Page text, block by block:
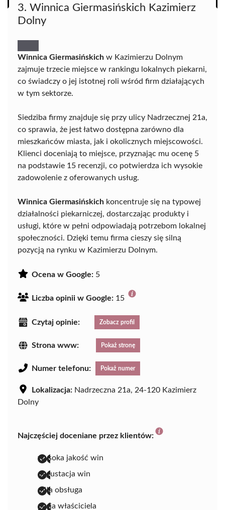
3. Winnica Giermasińskich Kazimierz
Dolny
Winnica Giermasińskich w Kazimierzu Dolnym
zajmuje trzecie miejsce w rankingu lokalnych piekarni,
co świadczy o jej istotnej roli wśród firm działających
w tym sektorze.
Siedziba firmy znajduje się przy ulicy Nadrzecznej 21a,
co sprawia, że jest łatwo dostępna zarówno dla
mieszkańców miasta, jak i okolicznych miejscowości.
Klienci doceniają to miejsce, przyznając mu ocenę 5
na podstawie 15 recenzji, co potwierdza ich wysokie
zadowolenie z oferowanych usług.
Winnica Giermasińskich koncentruje się na typowej
działalności piekarniczej, dostarczając produkty i
usługi, które w pełni odpowiadają potrzebom lokalnej
społeczności. Dzięki temu firma cieszy się silną
pozycją na rynku w Kazimierzu Dolnym.
Ocena w Google: 5
Liczba opinii w Google: 15
Czytaj opinie: Zobacz profil
Strona www: Pokaż stronę
Numer telefonu: Pokaż numer
Lokalizacja: Nadrzeczna 21a, 24-120 Kazimierz
Dolny
Najczęściej doceniane przez klientów:
wysoka jakość win
degustacja win
miła obsługa
pasja właściciela